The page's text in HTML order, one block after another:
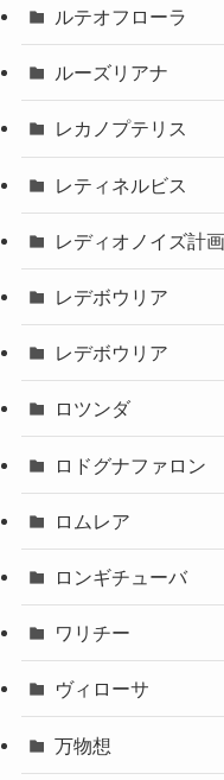
ルテオフローラ
ルーズリアナ
レカノプテリス
レティネルビス
レディオノイズ計画
レデボウリア
レデボウリア
ロツンダ
ロドグナファロン
ロムレア
ロンギチューバ
ワリチー
ヴィローサ
万物想